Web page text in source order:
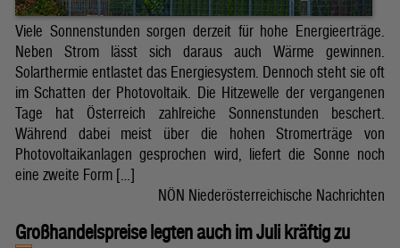
Viele Sonnenstunden sorgen derzeit für hohe Energieerträge.
Neben Strom lässt sich daraus auch Wärme gewinnen.
Solarthermie entlastet das Energiesystem. Dennoch steht sie oft
im Schatten der Photovoltaik. Die Hitzewelle der vergangenen
Tage hat Österreich zahlreiche Sonnenstunden beschert.
Während dabei meist über die hohen Stromerträge von
Photovoltaikanlagen gesprochen wird, liefert die Sonne noch
eine zweite Form […]
NÖN Niederösterreichische Nachrichten
Großhandelspreise legten auch im Juli kräftig zu